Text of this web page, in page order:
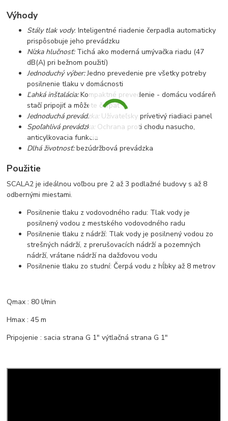
Výhody
Stály tlak vody: Inteligentné riadenie čerpadla automaticky
prispôsobuje jeho prevádzku
Nízka hlučnosť: Tichá ako moderná umývačka riadu (47
dB(A) pri bežnom použití)
Jednoduchý výber:Jedno prevedenie pre všetky potreby
posilnenie tlaku v domácnosti
Ľahká inštalácia:Kompaktné prevedenie - domácu vodáreň
stačí pripojiť a môžete čerpať
Jednoduchá prevádzka: Užívateľsky prívetivý riadiaci panel
Spoľahlivá prevádzka: Ochrana proti chodu nasucho,
anticylkovacia funkcia
Dlhá životnosť:bezúdržbová prevádzka
Použitie
SCALA2 je ideálnou voľbou pre 2 až 3 podlažné budovy s až 8
odbernými miestami.
Posilnenie tlaku z vodovodného radu: Tlak vody je
posilnený vodou z mestského vodovodného radu
Posilnenie tlaku z nádrží: Tlak vody je posilnený vodou zo
strešných nádrží, z prerušovacích nádrží a pozemných
nádrží, vrátane nádrží na dažďovou vodu
Posilnenie tlaku zo studní: Čerpá vodu z hĺbky až 8 metrov
Qmax : 80 l/min
Hmax : 45 m
Pripojenie : sacia strana G 1" výtlačná strana G 1"